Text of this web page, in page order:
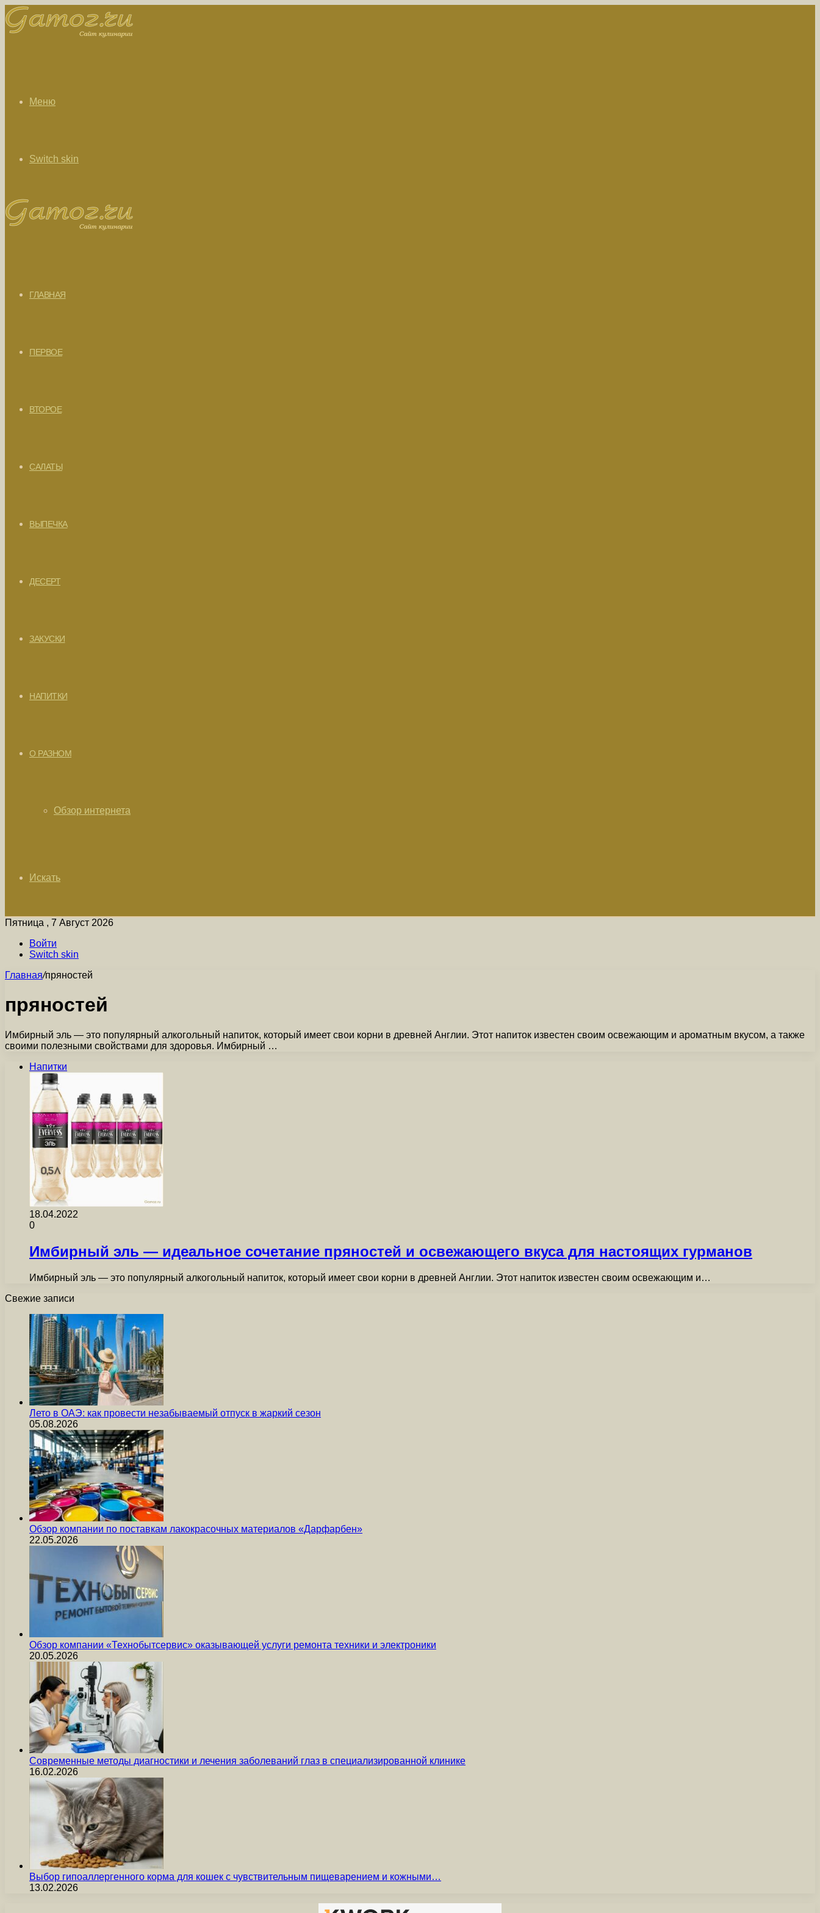
Меню
Switch skin
ГЛАВНАЯ
ПЕРВОЕ
ВТОРОЕ
САЛАТЫ
ВЫПЕЧКА
ДЕСЕРТ
ЗАКУСКИ
НАПИТКИ
О РАЗНОМ
Обзор интернета
Искать
Пятница , 7 Август 2026
Войти
Switch skin
Главная/пряностей
пряностей
Имбирный эль — это популярный алкогольный напиток, который имеет свои корни в древней Англии. Этот напиток известен своим освежающим и ароматным вкусом, а также
своими полезными свойствами для здоровья. Имбирный …
Напитки
18.04.2022
0
Имбирный эль — идеальное сочетание пряностей и освежающего вкуса для настоящих гурманов
Имбирный эль — это популярный алкогольный напиток, который имеет свои корни в древней Англии. Этот напиток известен своим освежающим и…
Свежие записи
Лето в ОАЭ: как провести незабываемый отпуск в жаркий сезон
05.08.2026
Обзор компании по поставкам лакокрасочных материалов «Дарфарбен»
22.05.2026
Обзор компании «Технобытсервис» оказывающей услуги ремонта техники и электроники
20.05.2026
Современные методы диагностики и лечения заболеваний глаз в специализированной клинике
16.02.2026
Выбор гипоаллергенного корма для кошек с чувствительным пищеварением и кожными…
13.02.2026